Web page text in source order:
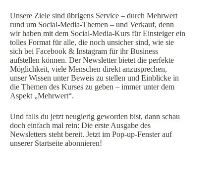
Unsere Ziele sind übrigens Service – durch Mehrwert
rund um Social-Media-Themen – und Verkauf, denn
wir haben mit dem Social-Media-Kurs für Einsteiger ein
tolles Format für alle, die noch unsicher sind, wie sie
sich bei Facebook & Instagram für ihr Business
aufstellen können. Der Newsletter bietet die perfekte
Möglichkeit, viele Menschen direkt anzusprechen,
unser Wissen unter Beweis zu stellen und Einblicke in
die Themen des Kurses zu geben – immer unter dem
Aspekt „Mehrwert“.
Und falls du jetzt neugierig geworden bist, dann schau
doch einfach mal rein: Die erste Ausgabe des
Newsletters steht bereit. Jetzt im Pop-up-Fenster auf
unserer Startseite abonnieren!